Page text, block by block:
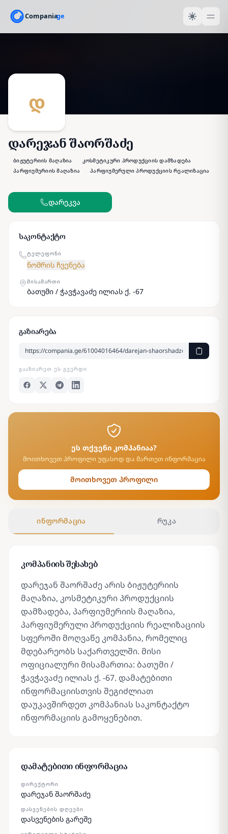
დ
დარეჯან შაორშაძე
ბიჟუტერიის მაღაზია
კოსმეტიკური პროდუქციის დამზადება
პარფიუმერიის მაღაზია
პარფიუმერული პროდუქციის რეალიზაცია
დარეკვა
საკონტაქტო
ᲢᲔᲚᲔᲤᲝᲜᲘ
ნომრის ჩვენება
ᲛᲘᲡᲐᲛᲐᲠᲗᲘ
ბათუმი / ჭავჭავაძე ილიას ქ. -67
გაზიარება
ᲒᲐᲐᲖᲘᲐᲠᲔᲗ ᲔᲡ ᲒᲕᲔᲠᲓᲘ
ეს თქვენი კომპანიაა?
მოითხოვეთ პროფილი უფასოდ და მართეთ ინფორმაცია
მოითხოვეთ პროფილი
ინფორმაცია რუკა
კომპანიის შესახებ
დარეჯან შაორშაძე არის ბიჟუტერიის
მაღაზია, კოსმეტიკური პროდუქციის
დამზადება, პარფიუმერიის მაღაზია,
პარფიუმერული პროდუქციის რეალიზაციის
სფეროში მოღვაწე კომპანია, რომელიც
მდებარეობს საქართველში. მისი
ოფიციალური მისამართია: ბათუმი /
ჭავჭავაძე ილიას ქ. -67. დამატებითი
ინფორმაციისთვის შეგიძლიათ
დაუკავშირდეთ კომპანიას საკონტაქტო
ინფორმაციის გამოყენებით.
დამატებითი ინფორმაცია
ᲓᲘᲠᲔᲥᲢᲝᲠᲘ
დარეჯან შაორშაძე
ᲓᲐᲡᲕᲔᲜᲔᲑᲘᲡ ᲓᲦᲔᲔᲑᲘ
დასვენების გარეშე